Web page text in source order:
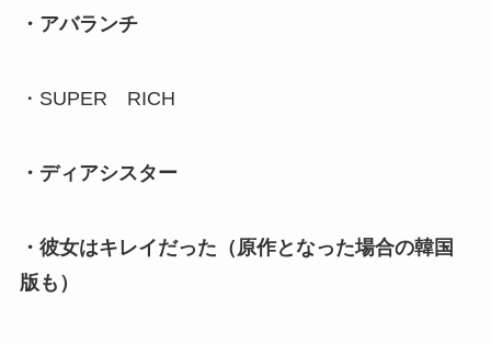
・アバランチ
・SUPER RICH
・ディアシスター
・彼女はキレイだった（原作となった場合の韓国
版も）